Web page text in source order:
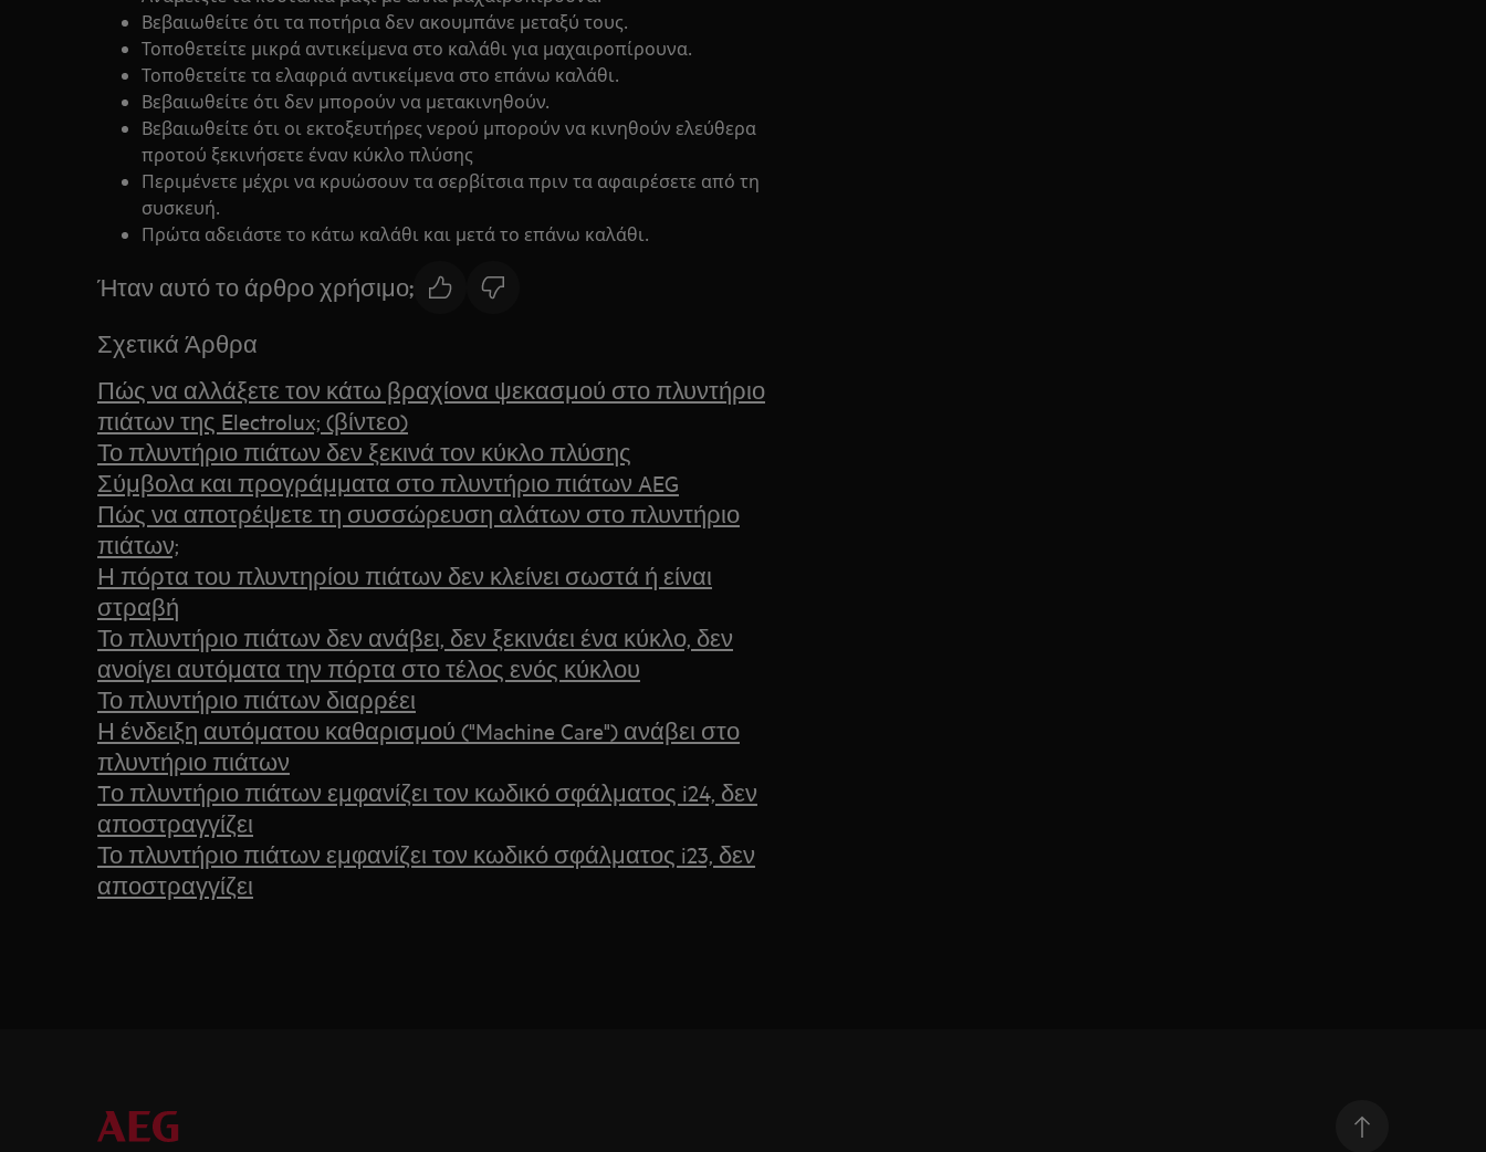
Βεβαιωθείτε ότι τα ποτήρια δεν ακουμπάνε μεταξύ τους.
Τοποθετείτε μικρά αντικείμενα στο καλάθι για μαχαιροπίρουνα.
Τοποθετείτε τα ελαφριά αντικείμενα στο επάνω καλάθι.
Βεβαιωθείτε ότι δεν μπορούν να μετακινηθούν.
Βεβαιωθείτε ότι οι εκτοξευτήρες νερού μπορούν να κινηθούν ελεύθερα
προτού ξεκινήσετε έναν κύκλο πλύσης
Περιμένετε μέχρι να κρυώσουν τα σερβίτσια πριν τα αφαιρέσετε από τη
συσκευή.
Πρώτα αδειάστε το κάτω καλάθι και μετά το επάνω καλάθι.
Ήταν αυτό το άρθρο χρήσιμο;
Σχετικά Άρθρα
Πώς να αλλάξετε τον κάτω βραχίονα ψεκασμού στο πλυντήριο
πιάτων της Electrolux; (βίντεο)
Το πλυντήριο πιάτων δεν ξεκινά τον κύκλο πλύσης
Σύμβολα και προγράμματα στο πλυντήριο πιάτων AEG
Πώς να αποτρέψετε τη συσσώρευση αλάτων στο πλυντήριο
πιάτων;
Η πόρτα του πλυντηρίου πιάτων δεν κλείνει σωστά ή είναι
στραβή
Το πλυντήριο πιάτων δεν ανάβει, δεν ξεκινάει ένα κύκλο, δεν
ανοίγει αυτόματα την πόρτα στο τέλος ενός κύκλου
Το πλυντήριο πιάτων διαρρέει
Η ένδειξη αυτόματου καθαρισμού ("Machine Care") ανάβει στο
πλυντήριο πιάτων
Tο πλυντήριο πιάτων εμφανίζει τον κωδικό σφάλματος i24, δεν
αποστραγγίζει
Το πλυντήριο πιάτων εμφανίζει τον κωδικό σφάλματος i23, δεν
αποστραγγίζει